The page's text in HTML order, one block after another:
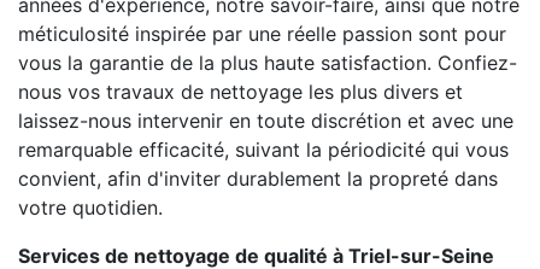
méticulosité inspirée par une réelle passion sont pour
vous la garantie de la plus haute satisfaction. Confiez-
nous vos travaux de nettoyage les plus divers et
laissez-nous intervenir en toute discrétion et avec une
remarquable efficacité, suivant la périodicité qui vous
convient, afin d'inviter durablement la propreté dans
votre quotidien.
Services de nettoyage de qualité à Triel-sur-Seine